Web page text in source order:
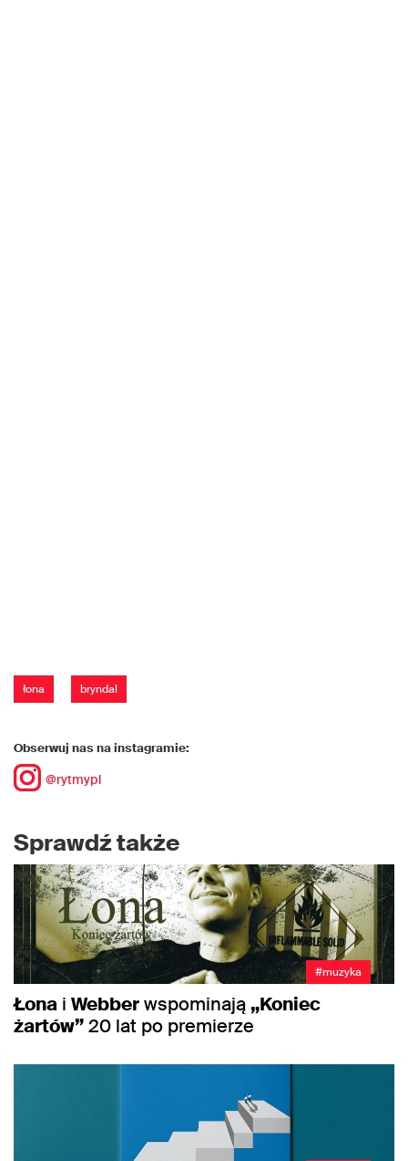
łona bryndal
Obserwuj nas na instagramie:
@rytmypl
Sprawdź także
#muzyka
Łona i Webberwspominają „Koniec
żartów”20 lat po premierze